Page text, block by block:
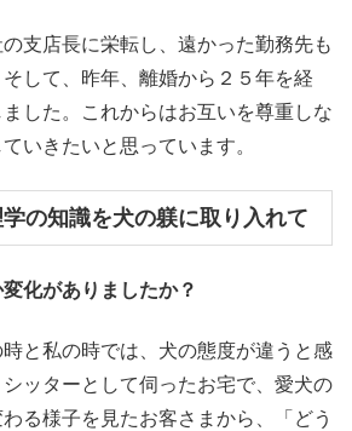
支店長に栄転し、遠かった勤務先も
して、昨年、離婚から２５年を経
した。これからはお互いを尊重しな
いきたいと思っています。
の知識を犬の躾に取り入れて
化がありましたか？
と私の時では、犬の態度が違うと感
ッターとして伺ったお宅で、愛犬の
る様子を見たお客さまから、「どう